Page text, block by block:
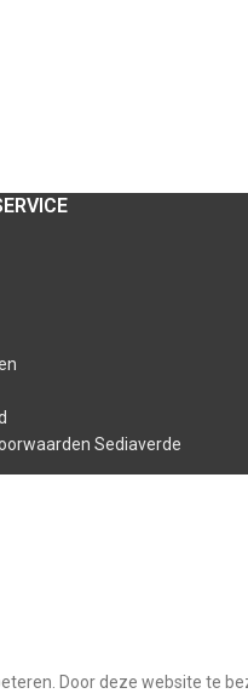
Sediaverde
Door deze website te